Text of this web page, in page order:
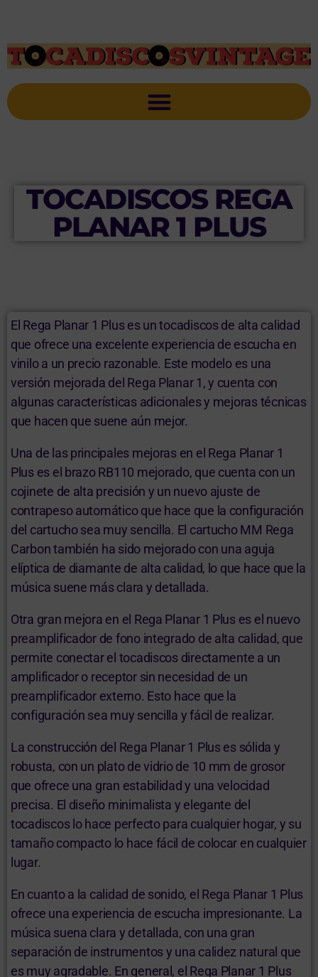
TOCADISCOS REGA
PLANAR 1 PLUS
El Rega Planar 1 Plus es un tocadiscos de alta calidad
que ofrece una excelente experiencia de escucha en
vinilo a un precio razonable. Este modelo es una
versión mejorada del Rega Planar 1, y cuenta con
algunas características adicionales y mejoras técnicas
que hacen que suene aún mejor.
Una de las principales mejoras en el Rega Planar 1
Plus es el brazo RB110 mejorado, que cuenta con un
cojinete de alta precisión y un nuevo ajuste de
contrapeso automático que hace que la configuración
del cartucho sea muy sencilla. El cartucho MM Rega
Carbon también ha sido mejorado con una aguja
elíptica de diamante de alta calidad, lo que hace que la
música suene más clara y detallada.
Otra gran mejora en el Rega Planar 1 Plus es el nuevo
preamplificador de fono integrado de alta calidad, que
permite conectar el tocadiscos directamente a un
amplificador o receptor sin necesidad de un
preamplificador externo. Esto hace que la
configuración sea muy sencilla y fácil de realizar.
La construcción del Rega Planar 1 Plus es sólida y
robusta, con un plato de vidrio de 10 mm de grosor
que ofrece una gran estabilidad y una velocidad
precisa. El diseño minimalista y elegante del
tocadiscos lo hace perfecto para cualquier hogar, y su
tamaño compacto lo hace fácil de colocar en cualquier
lugar.
En cuanto a la calidad de sonido, el Rega Planar 1 Plus
ofrece una experiencia de escucha impresionante. La
música suena clara y detallada, con una gran
separación de instrumentos y una calidez natural que
es muy agradable. En general, el Rega Planar 1 Plus